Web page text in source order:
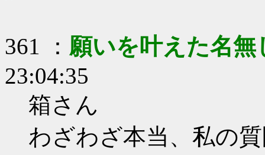
361 ： 願いを叶えた名無
23:04:35
箱さん
わざわざ本当、私の